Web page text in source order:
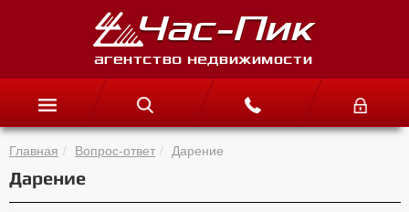
Главная Вопрос-ответ Дарение
Дарение